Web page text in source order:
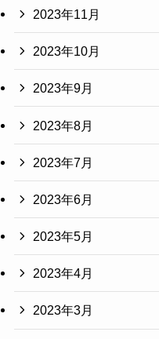
2023年11月
2023年10月
2023年9月
2023年8月
2023年7月
2023年6月
2023年5月
2023年4月
2023年3月